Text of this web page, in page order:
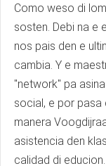
Como weso di
sosten. Debi na e
nos pais den e
cambia. Y e
"network" pa
social, e por pasa
manera
asistencia den
calidad di educion.